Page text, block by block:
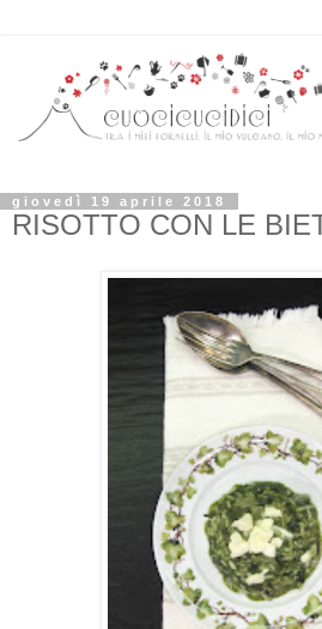
giovedì 19 aprile 2018
RISOTTO CON LE